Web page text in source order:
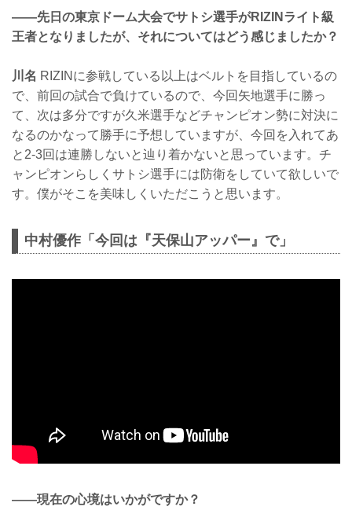
——先日の東京ドーム大会でサトシ選手がRIZINライト級
王者となりましたが、それについてはどう感じましたか？
川名 RIZINに参戦している以上はベルトを目指しているの
で、前回の試合で負けているので、今回矢地選手に勝っ
て、次は多分ですが久米選手などチャンピオン勢に対決に
なるのかなって勝手に予想していますが、今回を入れてあ
と2-3回は連勝しないと辿り着かないと思っています。チ
ャンピオンらしくサトシ選手には防衛をしていて欲しいで
す。僕がそこを美味しくいただこうと思います。
中村優作「今回は『天保山アッパー』で」
——現在の心境はいかがですか？